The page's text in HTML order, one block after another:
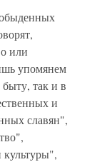
или
упомянем
так и в
и
славян",